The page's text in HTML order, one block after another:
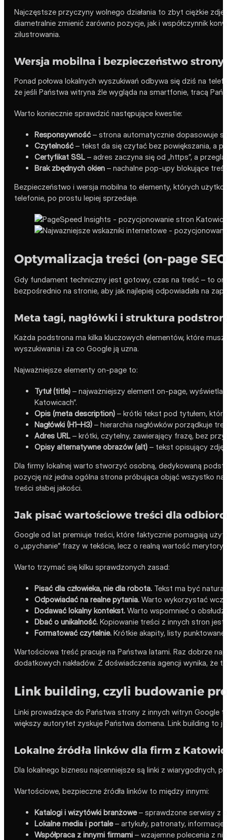
Najczęstsze przyczyny wolnego działania to zbyt ciężkie
diametralnie zmienić zarówno pozycje, jak i współczynnik
zilustrowania.
Wersja mobilna i bezpieczeństwo strony
Ponad połowa lokalnych wyszukiwań odbywa się dziś na
że jeśli Państwa witryna źle wygląda na smartfonie, tracą
Warto koniecznie sprawdzić następujące kwestie:
Responsywność– strona automatycznie dopasowuje
Czytelność– tekst da się czytać bez powiększania, a
Certyfikat SSL – adres zaczyna się od „https”, a
Brak zbędnych okien – nachalne pop-upy blokujące
Bezpieczeństwo i wersja mobilna to elementy, których
telefonie, po prostu lepiej sprzedaje.
Optymalizacja treści (on-page
Gdy fundament techniczny jest gotowy, czas na treść – to
bezpośrednio na stronie, aby jak najlepiej odpowiadała na
Meta tagi, nagłówki i struktura
Każda podstrona ma kilka kluczowych elementów, które
wyszukiwania i za co Google ją uzna.
Najważniejsze elementy on-page to:
Tytuł (title) – najważniejszy element on-page,
Katowicach”.
Opis (meta description) – krótki tekst pod tytułem,
Nagłówki (H1–H3) – hierarchia nagłówków porządkuje
Adres URL – krótki, czytelny, zawierający frazę, bez
Opisy alternatywne obrazów (alt) – tekst opisujący
Dla firmy lokalnej warto stworzyć osobną, dedykowaną
pozycję niż jedna ogólna strona próbująca objąć wszystko
treści słabej jakości.
Jak pisać wartościowe treści dla
Google od lat premiuje treści, które faktycznie pomagają
o „upychanie” frazy w tekście, lecz o realną wartość
Warto trzymać się kilku sprawdzonych zasad:
Pisać dla człowieka, nie dla robota. Tekst ma być
Odpowiadać na realne pytania. Warto wykorzystać
Dodawać lokalny kontekst. Warto wspomnieć o
Dbać o unikalność. Kopiowanie treści z innych stron
Formatować czytelnie. Krótkie akapity, listy
Wartościowa treść pracuje na Państwa latami. Raz dobrze
dodatkowych nakładów. Z doświadczenia agencji wynika,
Link building, czyli budowanie
Linki prowadzące do Państwa strony z innych witryn Google
większy autorytet zyskuje Państwa domena. Link building to
Lokalne źródła linków dla firm z Katowic
Dla lokalnego biznesu najcenniejsze są linki z wiarygodnych,
Wartościowe, bezpieczne źródła linków to między innymi:
Katalogi i wizytówki branżowe– sprawdzone serwisy z
Lokalne media i portale– artykuły, patronaty,
Współpraca z innymi firmami – wzajemne polecenia z